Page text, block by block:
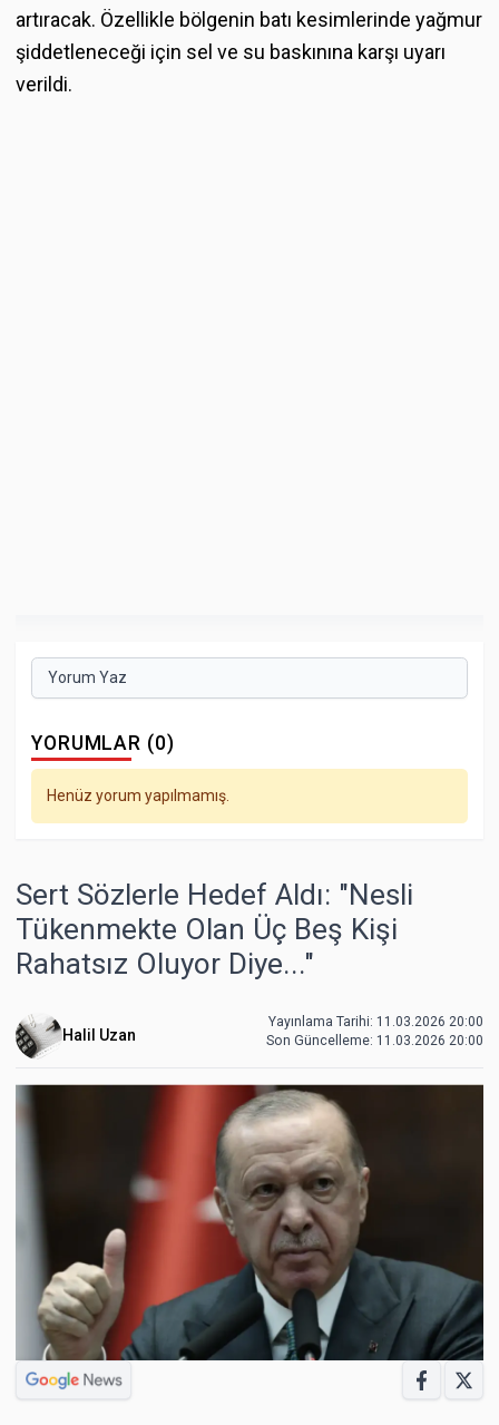
artıracak. Özellikle bölgenin batı kesimlerinde yağmur
şiddetleneceği için sel ve su baskınına karşı uyarı
verildi.
Yorum Yaz
YORUMLAR (0)
Henüz yorum yapılmamış.
Sert Sözlerle Hedef Aldı: "Nesli
Tükenmekte Olan Üç Beş Kişi
Rahatsız Oluyor Diye..."
Halil Uzan
Yayınlama Tarihi: 11.03.2026 20:00
Son Güncelleme: 11.03.2026 20:00